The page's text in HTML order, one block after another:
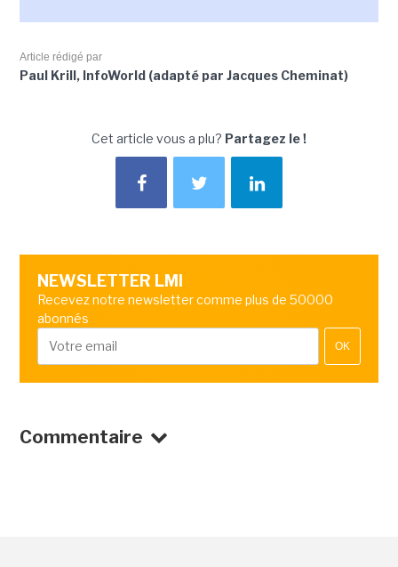
Article rédigé par
Paul Krill, InfoWorld (adapté par Jacques Cheminat)
Cet article vous a plu? Partagez le !
NEWSLETTER LMI
Recevez notre newsletter comme plus de 50000
abonnés
OK
Commentaire